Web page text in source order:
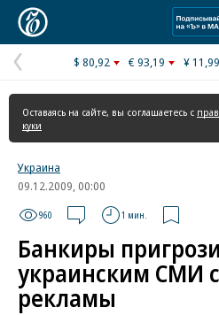
Предыдущая
страница
$ 80,92 € 93,19 ¥ 11,99
Оставаясь на сайте, вы соглашаетесь с
куки
Украина
09.12.2009, 00:00
960 1 мин.
Банкиры
украинским СМИ
рекламы